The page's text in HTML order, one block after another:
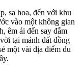
sa hoa, đến với khu
vào một không gian
êm ái đến say đắm
tại mảnh đất đồng
một vài địa điểm du